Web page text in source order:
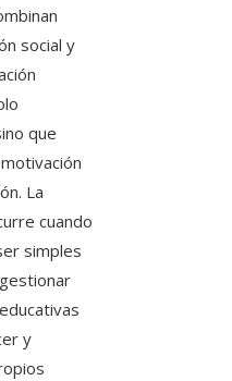
social y
que
La
cuando
simples
y